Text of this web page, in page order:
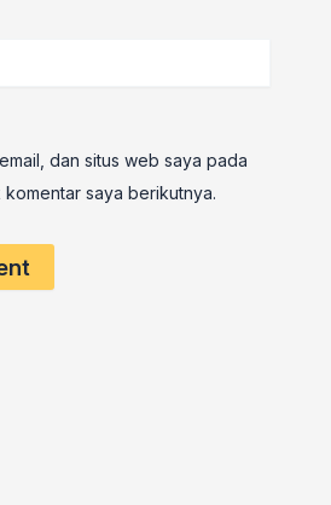
dan situs web saya pada
saya berikutnya.